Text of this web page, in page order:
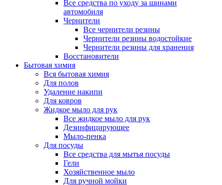
Все средства по уходу за шинами
автомобиля
Чернители
Все чернители резины
Чернители резины водостойкие
Чернители резины для хранения
Восстановители
Бытовая химия
Вся бытовая химия
Для полов
Удаление накипи
Для ковров
Жидкое мыло для рук
Все жидкое мыло для рук
Дезинфицирующее
Мыло-пенка
Для посуды
Все средства для мытья посуды
Гели
Хозяйственное мыло
Для ручной мойки